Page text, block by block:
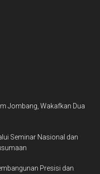
Jombang, Wakafkan Dua
Seminar Nasional dan
Presisi dan